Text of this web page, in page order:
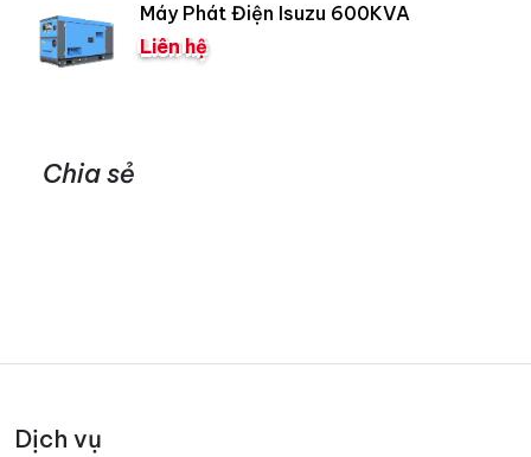
Máy Phát Điện Isuzu 600KVA
Liên hệ
Chia sẻ
Dịch vụ